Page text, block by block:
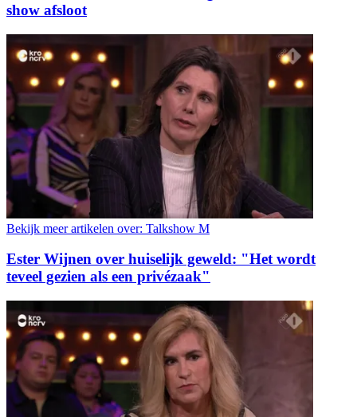
show afsloot
Bekijk meer artikelen over: Talkshow M
Ester Wijnen over huiselijk geweld: "Het wordt
teveel gezien als een privézaak"